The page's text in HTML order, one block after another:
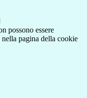
possono essere
pagina della cookie